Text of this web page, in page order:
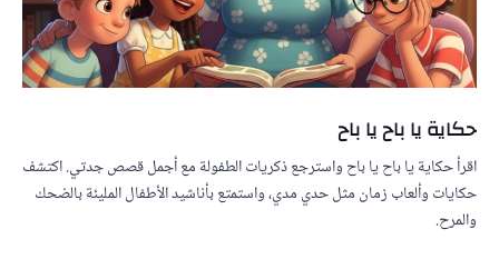
حكاية يا باح يا باح
اقرأ حكاية يا باح يا باح واسترجع ذكريات الطفولة مع أجمل قصص جدتي. اكتشف
حكايات وألعاب زمان مثل حدي مدي، واستمتع بأناشيد الأطفال المليئة بالضحك
والمرح.